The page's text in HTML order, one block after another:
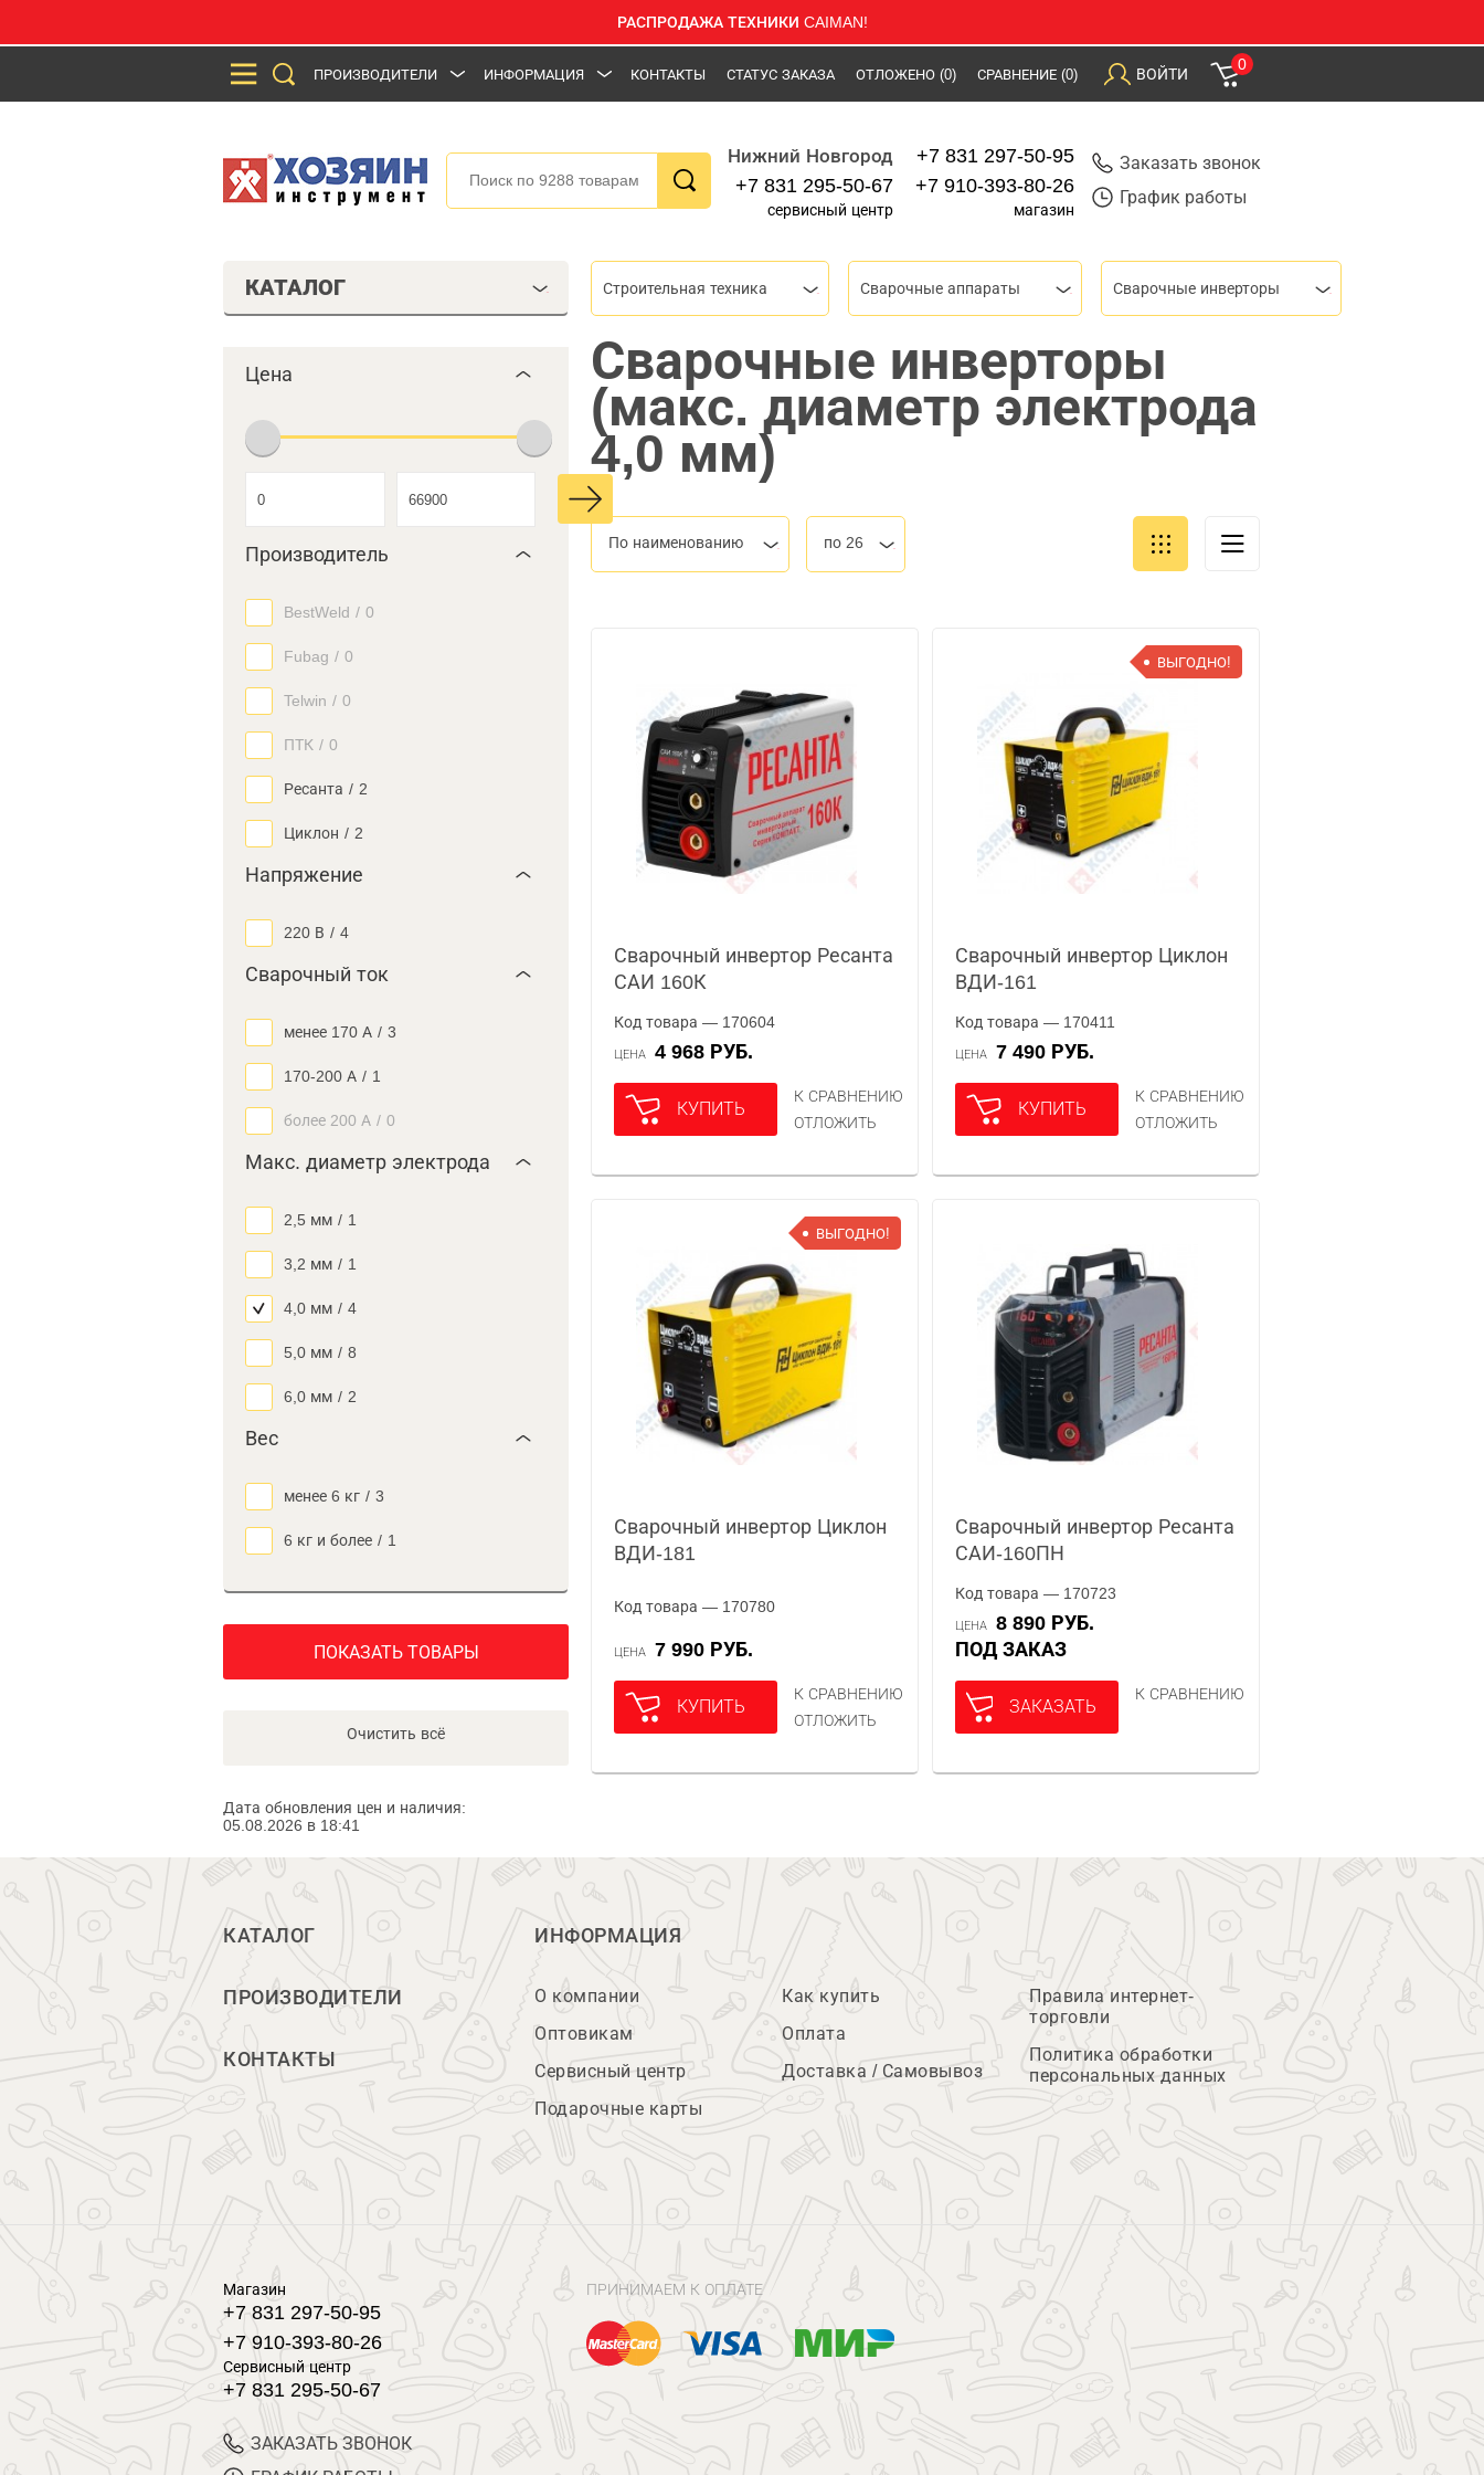
РАСПРОДАЖА ТЕХНИКИ CAIMAN!
ПРОИЗВОДИТЕЛИ ИНФОРМАЦИЯ КОНТАКТЫ СТАТУС ЗАКАЗА ОТЛОЖЕНО (0) СРАВНЕНИЕ (0) ВОЙТИ
0
Нижний Новгород
+7 831 295-50-67
сервисный центр
+7 831 297-50-95
+7 910-393-80-26
магазин
Заказать звонок
График работы
КАТАЛОГ
Цена
Производитель
BestWeld / 0
Fubag / 0
Telwin / 0
ПТК / 0
Ресанта / 2
Циклон / 2
Напряжение
220 В / 4
Сварочный ток
менее 170 А / 3
170-200 А / 1
более 200 А / 0
Макс. диаметр электрода
2,5 мм / 1
3,2 мм / 1
4,0 мм / 4
5,0 мм / 8
6,0 мм / 2
Вес
менее 6 кг / 3
6 кг и более / 1
ПОКАЗАТЬ ТОВАРЫ
Очистить всё
Дата обновления цен и наличия:
05.08.2026 в 18:41
Строительная техника Сварочные аппараты Сварочные инверторы
Сварочные инверторы
(макс. диаметр электрода
4,0 мм)
По наименованию по 26
Сварочный инвертор Ресанта
САИ 160К
Код товара — 170604
ЦЕНА 4 968 РУБ.
КУПИТЬ
К СРАВНЕНИЮ
ОТЛОЖИТЬ
ВЫГОДНО!
Сварочный инвертор Циклон
ВДИ-161
Код товара — 170411
ЦЕНА 7 490 РУБ.
КУПИТЬ
К СРАВНЕНИЮ
ОТЛОЖИТЬ
ВЫГОДНО!
Сварочный инвертор Циклон
ВДИ-181
Код товара — 170780
ЦЕНА 7 990 РУБ.
КУПИТЬ
К СРАВНЕНИЮ
ОТЛОЖИТЬ
Сварочный инвертор Ресанта
САИ-160ПН
Код товара — 170723
ЦЕНА
8 890 РУБ.
ПОД ЗАКАЗ
ЗАКАЗАТЬ
К СРАВНЕНИЮ
КАТАЛОГ
ПРОИЗВОДИТЕЛИ
КОНТАКТЫ
ИНФОРМАЦИЯ
О компании
Оптовикам
Сервисный центр
Подарочные карты
Как купить
Оплата
Доставка / Самовывоз
Правила интернет-
торговли
Политика обработки
персональных данных
Магазин
+7 831 297-50-95
+7 910-393-80-26
Сервисный центр
+7 831 295-50-67
ЗАКАЗАТЬ ЗВОНОК
ПРИНИМАЕМ К ОПЛАТЕ